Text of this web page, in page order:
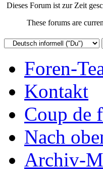
Dieses Forum ist zur Zeit
These forums are
Foren-
Kontakt
Coup de
Nach
Archiv-